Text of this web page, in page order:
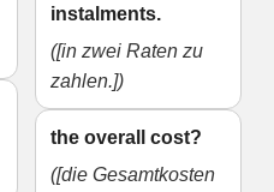
instalments.
([in zwei Raten zu
zahlen.])
the overall cost?
([die Gesamtkosten